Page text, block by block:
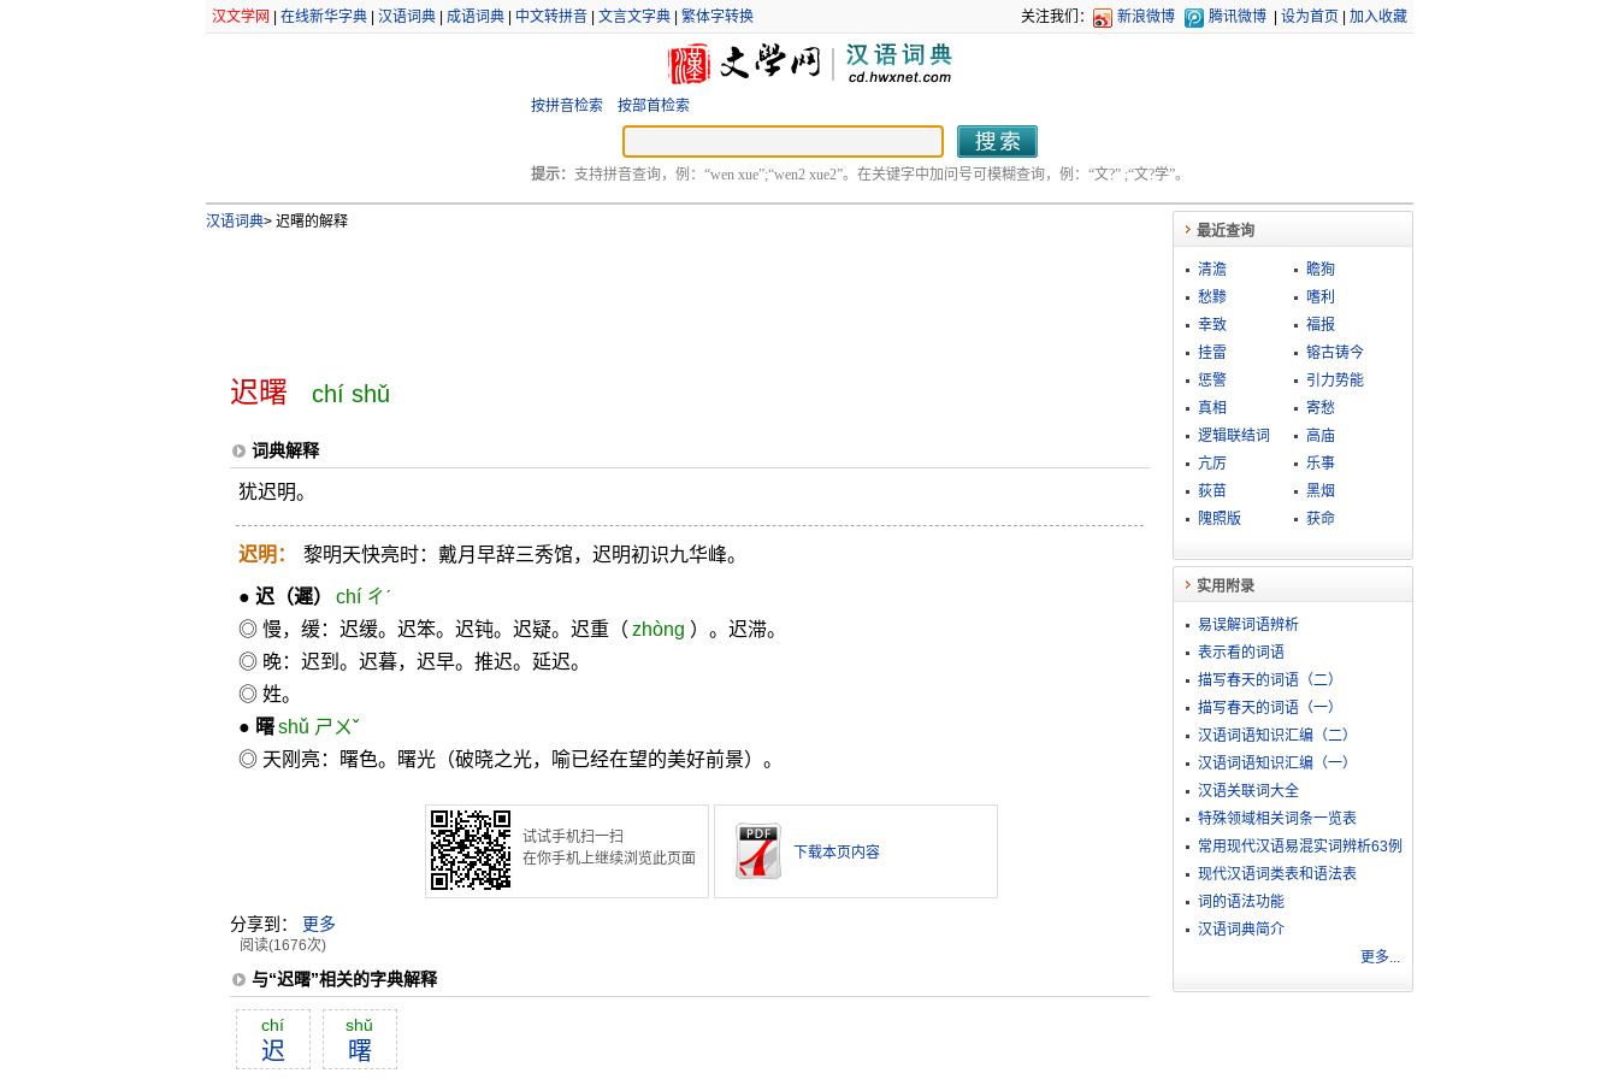
汉文学网 在线新华字典| 汉语词典| 成语词典| 中文转拼音| 文言文字典| 繁体字转换 关注我们： 新浪微博 腾讯微博 设为首页 加入收藏
按拼音检索 按部首检索
提示： 支持拼音查询，例：“wen xue”;“wen2 xue2”。在关键字中加问号可模糊查询，例：“文?” ;“文?学”。
汉语词典>迟曙的解释
迟曙 chí shǔ
词典解释
犹迟明。
迟明： 黎明天快亮时：戴月早辞三秀馆，迟明初识九华峰。
● 迟（遲）
chí ㄔˊ
◎ 慢，缓：迟缓。迟笨。迟钝。迟疑。迟重（ zhòng ）。迟滞。
◎ 晚：迟到。迟暮，迟早。推迟。延迟。
◎ 姓。
● 曙 shǔ ㄕㄨˇ
◎ 天刚亮：曙色。曙光（破晓之光，喻已经在望的美好前景）。
试试手机扫一扫
在你手机上继续浏览此页面
下载本页内容
分享到： 更多
阅读(1676次)
与“迟曙”相关的字典解释
chí
迟
shŭ
曙
最近查询
清澹
瞻狥
愁黪
嗜利
幸致
福报
挂雷
镕古铸今
惩警
引力势能
真相
寄愁
逻辑联结词
高庙
亢厉
乐事
荻苗
黑烟
隗照版
获命
实用附录
易误解词语辨析
表示看的词语
描写春天的词语（二）
描写春天的词语（一）
汉语词语知识汇编（二）
汉语词语知识汇编（一）
汉语关联词大全
特殊领域相关词条一览表
常用现代汉语易混实词辨析63例
现代汉语词类表和语法表
词的语法功能
汉语词典简介
更多...